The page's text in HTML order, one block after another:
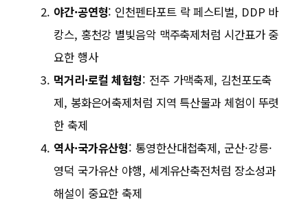
야간·공연형: 인천펜타포트 락 페스티벌, DDP 바
캉스, 홍천강 별빛음악 맥주축제처럼 시간표가 중
요한 행사
먹거리·로컬 체험형: 전주 가맥축제, 김천포도축
제, 봉화은어축제처럼 지역 특산물과 체험이 뚜렷
한 축제
역사·국가유산형: 통영한산대첩축제, 군산·강릉·
영덕 국가유산 야행, 세계유산축전처럼 장소성과
해설이 중요한 축제